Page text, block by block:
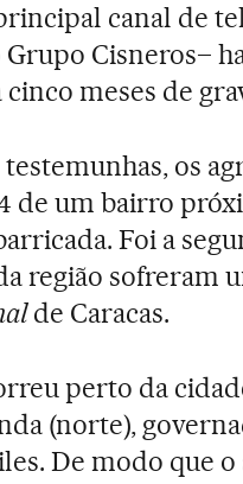
canal de
Cisneros–
meses de
os
de um bairro
Foi a
região sofreram
de Caracas.
perto da
(norte),
De modo que